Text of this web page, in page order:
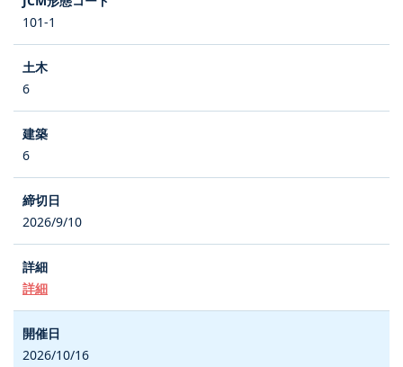
101-1
6
6
2026/9/10
詳細
2026/10/16